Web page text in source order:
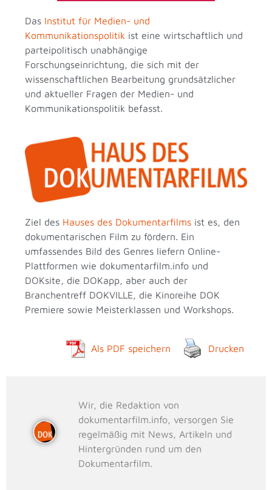
Das Institut für Medien- und
Kommunikationspolitik ist eine wirtschaftlich und
parteipolitisch unabhängige
Forschungseinrichtung, die sich mit der
wissenschaftlichen Bearbeitung grundsätzlicher
und aktueller Fragen der Medien- und
Kommunikationspolitik befasst.
Ziel des Hauses des Dokumentarfilms ist es, den
dokumentarischen Film zu fördern. Ein
umfassendes Bild des Genres liefern Online-
Plattformen wie dokumentarfilm.info und
DOKsite, die DOKapp, aber auch der
Branchentreff DOKVILLE, die Kinoreihe DOK
Premiere sowie Meisterklassen und Workshops.
Als PDF speichern Drucken
Wir, die Redaktion von
dokumentarfilm.info, versorgen Sie
regelmäßig mit News, Artikeln und
Hintergründen rund um den
Dokumentarfilm.